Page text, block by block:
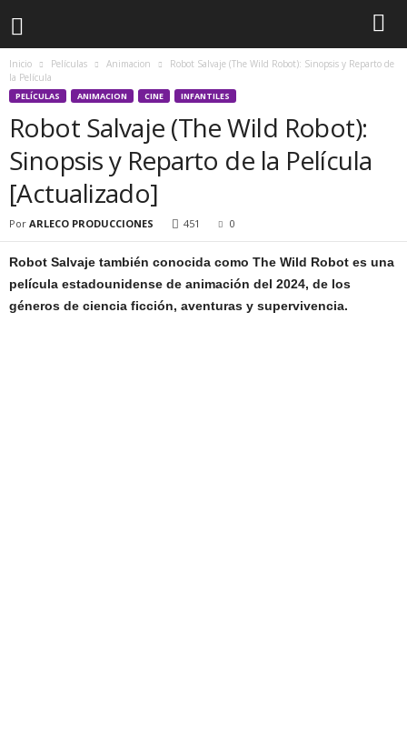
Inicio Películas Animacion
Robot Salvaje (The Wild Robot): Sinopsis y Reparto de
la Película
PELÍCULAS ANIMACION CINE INFANTILES
Robot Salvaje (The Wild Robot):
Sinopsis y Reparto de la Película
[Actualizado]
Por ARLECO PRODUCCIONES 451 0
Robot Salvaje también conocida como The Wild Robot es una
película estadounidense de animación del 2024, de los
géneros de ciencia ficción, aventuras y supervivencia.